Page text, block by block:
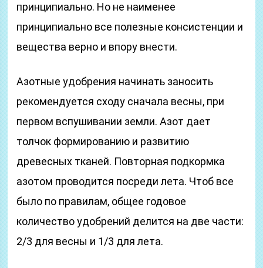
принципиально. Но не наименее
принципиально все полезные консистенции и
вещества верно и впору внести.
Азотные удобрения начинать заносить
рекомендуется сходу сначала весны, при
первом вспушивании земли. Азот дает
толчок формированию и развитию
древесных тканей. Повторная подкормка
азотом проводится посреди лета. Чтоб все
было по правилам, общее годовое
количество удобрений делится на две части:
2/3 для весны и 1/3 для лета.